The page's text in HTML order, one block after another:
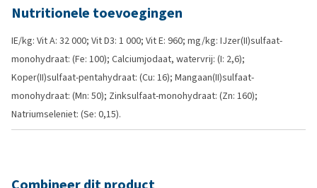
Nutritionele toevoegingen
IE/kg: Vit A: 32 000; Vit D3: 1 000; Vit E: 960; mg/kg: IJzer(II)sulfaat-
monohydraat: (Fe: 100); Calciumjodaat, watervrij: (I: 2,6);
Koper(II)sulfaat-pentahydraat: (Cu: 16); Mangaan(II)sulfaat-
monohydraat: (Mn: 50); Zinksulfaat-monohydraat: (Zn: 160);
Natriumseleniet: (Se: 0,15).